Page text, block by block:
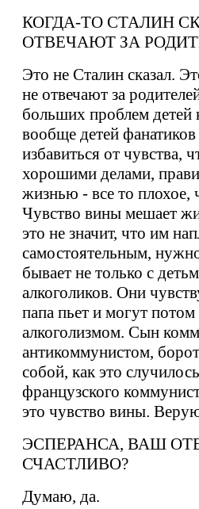
КОГДА-ТО СТАЛИН
ОТВЕЧАЮТ ЗА
Это не Сталин сказал.
не отвечают за
больших проблем детей
вообще детей
избавиться от чувства,
хорошими делами,
жизнью - все то плохое,
Чувство вины мешает
это не значит, что им
самостоятельным,
бывает не только с
алкоголиков. Они
папа пьет и могут
алкоголизмом. Сын
антикоммунистом,
собой, как это
французского
это чувство вины.
ЭСПЕРАНСА, ВАШ
СЧАСТЛИВО?
Думаю, да.